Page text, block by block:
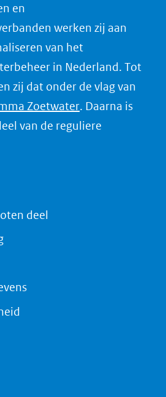
en
werken zij aan
van het
in Nederland. Tot
zij dat onder de vlag van
Zoetwater(opent
in
. Daarna is
van de reguliere
deel